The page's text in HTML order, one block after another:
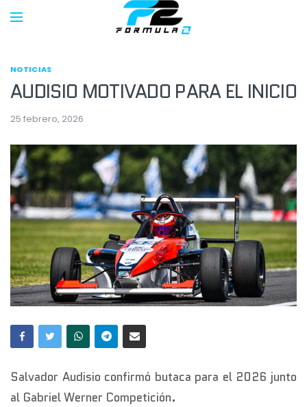
NOTICIAS
AUDISIO MOTIVADO PARA EL INICIO
25 febrero, 2026
Salvador Audisio confirmó butaca para el 2026 junto
al Gabriel Werner Competición.